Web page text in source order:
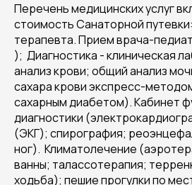
Перечень медицинских услуг
стоимость Санаторной
терапевта. Прием врача-
); Диагностика - клиническая
анализ крови; общий анализ
сахара крови экспресс-
сахарным диабетом). Кабинет
диагностики
(ЭКГ); спирография;
ног). Климатолечение
ванны; талассотерапия;
ходьба); пешие прогулки по